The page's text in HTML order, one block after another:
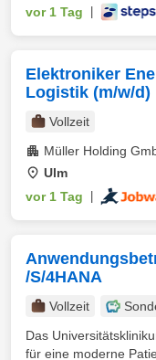
vor 1 Tag
Elektroniker
Logistik (m/w/d)
Vollzeit
Müller Holding
Ulm
vor 1 Tag
/S/4HANA
Vollzeit
Das
für eine moderne